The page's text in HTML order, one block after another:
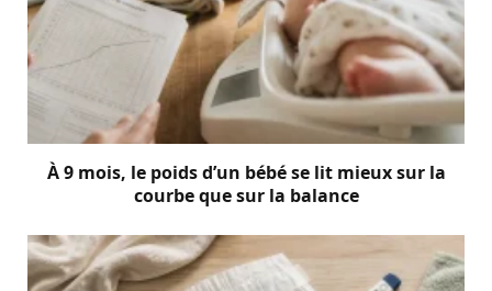
À 9 mois, le poids d’un bébé se lit mieux sur la
courbe que sur la balance